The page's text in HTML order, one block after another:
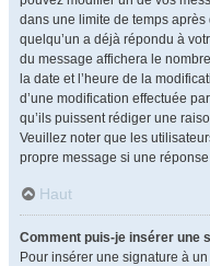
dans une limite de temps
quelqu’un a déjà répondu à
du message affichera le
la date et l’heure de la
d’une modification effectuée
qu’ils puissent rédiger une
Veuillez noter que les
propre message si une
Haut
Comment puis-je insérer une
Pour insérer une signature à